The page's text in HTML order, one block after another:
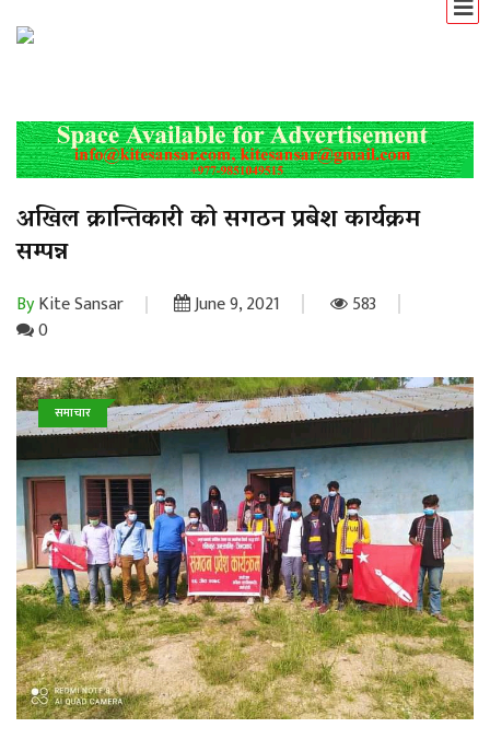
अखिल क्रान्तिकारी को सगठन प्रबेश कार्यक्रम
सम्पन्न
ByKite Sansar June 9, 2021
583
0
समाचार